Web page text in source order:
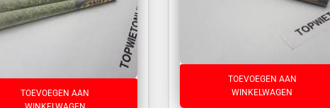
TOEVOEGEN AAN
TOEVOEGEN AAN
WINKELWAGEN